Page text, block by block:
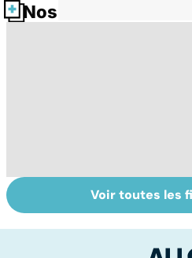
Nos fiches santé
Algie vasculaire
de la face : une
Voir toutes les